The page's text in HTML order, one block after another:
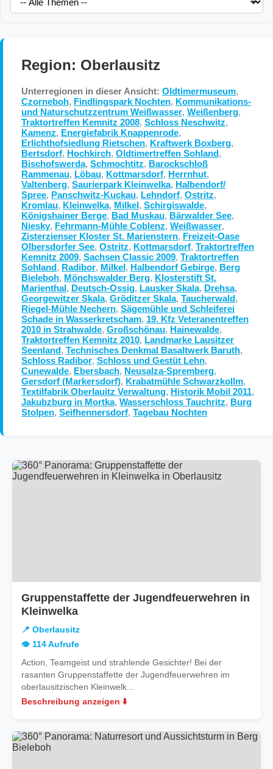
Region: Oberlausitz
Unterregionen in dieser Ansicht: Oldtimermuseum,
Czorneboh, Findlingspark Nochten, Kommunikations-
und Naturschutzzentrum Weißwasser, Weißenberg,
Traktortreffen Kemnitz 2008, Schloss Neschwitz,
Kamenz, Energiefabrik Knappenrode,
Erlichthofsiedlung Rietschen, Kraftwerk Boxberg,
Bertsdorf, Hochkirch, Oldtimertreffen Sohland,
Bischofswerda, Schmochtitz, Barockschloß
Rammenau, Löbau, Kottmarsdorf, Herrnhut,
Valtenberg, Saurierpark Kleinwelka, Halbendorf/
Spree, Panschwitz-Kuckau, Lehndorf, Ostritz,
Kromlau, Kleinwelka, Milkel, Schirgiswalde,
Königshainer Berge, Bad Muskau, Bärwalder See,
Niesky, Fehrmann-Mühle Coblenz, Weißwasser,
Zisterzienser Kloster St. Marienstern, Freizeit-Oase
Olbersdorfer See, Ostritz, Kottmarsdorf, Traktortreffen
Kemnitz 2009, Sachsen Classic 2009, Traktortreffen
Sohland, Radibor, Milkel, Halbendorf Gebirge, Berg
Bieleboh, Mönchswalder Berg, Klosterstift St.
Marienthal, Deutsch-Ossig, Lausker Skala, Drehsa,
Georgewitzer Skala, Gröditzer Skala, Taucherwald,
Riegel-Mühle Nechern, Sägemühle und Schleiferei
Schade in Wasserkretscham, 19. Kfz Veteranentreffen
2010 in Strahwalde, Großschönau, Hainewalde,
Traktortreffen Kemnitz 2010, Landmarke Lausitzer
Seenland, Technisches Denkmal Basaltwerk Baruth,
Schloss Radibor, Schloss und Gestüt Lehn,
Cunewalde, Ebersbach, Neusalza-Spremberg,
Gersdorf (Markersdorf), Krabatmühle Schwarzkollm,
Textilfabrik Oberlauitz Verwaltung, Historik Mobil 2011,
Jakubzburg in Mortka, Wasserschloss Tauchritz, Burg
Stolpen, Seifhennersdorf, Tagebau Nochten
Gruppenstaffette der Jugendfeuerwehren in
Kleinwelka
📍 Oberlausitz
👁️ 114 Aufrufe
Action, Teamgeist und strahlende Gesichter! Bei der
rasanten Gruppenstaffette der Jugendfeuerwehren im
oberlausitzischen Kleinwelk...
Beschreibung anzeigen ⬇️